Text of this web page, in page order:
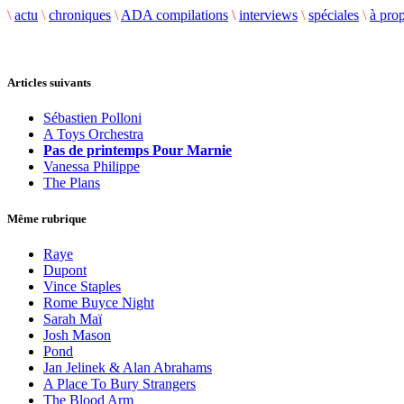
\ actu \ chroniques \ ADA compilations \ interviews \ spéciales \ à
Articles suivants
Sébastien Polloni
A Toys Orchestra
Pas de printemps Pour Marnie
Vanessa Philippe
The Plans
Même rubrique
Raye
Dupont
Vince Staples
Rome Buyce Night
Sarah Maï
Josh Mason
Pond
Jan Jelinek & Alan Abrahams
A Place To Bury Strangers
The Blood Arm